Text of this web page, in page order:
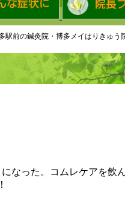
駅前の鍼灸院・博多メイはりきゅう
なった。コムレケアを飲